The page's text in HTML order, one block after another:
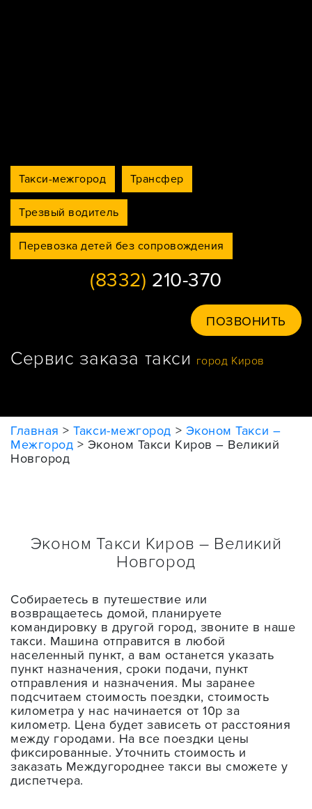
Такси-межгород Трансфер
Трезвый водитель
Перевозка детей без сопровождения
(8332) 210-370
ПОЗВОНИТЬ
Сервис заказа такси город Киров
Главная >Такси-межгород > Эконом Такси –
Межгород > Эконом Такси Киров – Великий
Новгород
Эконом Такси Киров – Великий
Новгород
Собираетесь в путешествие или
возвращаетесь домой, планируете
командировку в другой город, звоните в наше
такси. Машина отправится в любой
населенный пункт, а вам останется указать
пункт назначения, сроки подачи, пункт
отправления и назначения. Мы заранее
подсчитаем стоимость поездки, стоимость
километра у нас начинается от 10р за
километр. Цена будет зависеть от расстояния
между городами. На все поездки цены
фиксированные. Уточнить стоимость и
заказать Междугороднее такси вы сможете у
диспетчера.